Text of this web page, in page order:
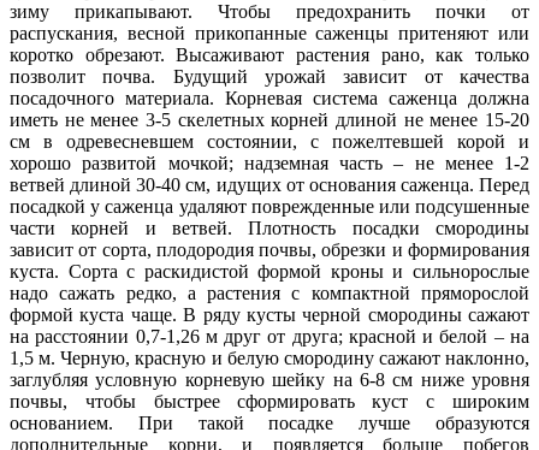
зиму прикапывают. Чтобы предохранить почки от
распускания, весной прикопанные саженцы притеняют или
коротко обрезают. Высаживают растения рано, как только
позволит почва. Будущий урожай зависит от качества
посадочного материала. Корневая система саженца должна
иметь не менее 3-5 скелетных корней длиной не менее 15-20
см в одревесневшем состоянии, с пожелтевшей корой и
хорошо развитой мочкой; надземная часть – не менее 1-2
ветвей длиной 30-40 см, идущих от основания саженца. Перед
посадкой у саженца удаляют поврежденные или подсушенные
части корней и ветвей. Плотность посадки смородины
зависит от сорта, плодородия почвы, обрезки и формирования
куста. Сорта с раскидистой формой кроны и сильнорослые
надо сажать редко, а растения с компактной пряморослой
формой куста чаще. В ряду кусты черной смородины сажают
на расстоянии 0,7-1,26 м друг от друга; красной и белой – на
1,5 м. Черную, красную и белую смородину сажают наклонно,
заглубляя условную корневую шейку на 6-8 см ниже уровня
почвы, чтобы быстрее сформировать куст с широким
основанием. При такой посадке лучше образуются
дополнительные корни, и появляется больше побегов